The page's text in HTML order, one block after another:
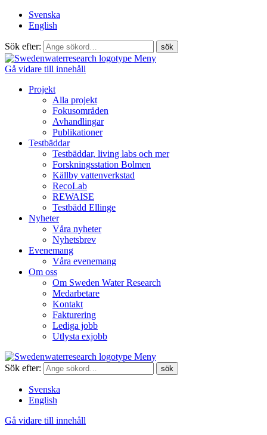
Svenska
English
Sök efter:
Meny
Gå vidare till innehåll
Projekt
Alla projekt
Fokusområden
Avhandlingar
Publikationer
Testbäddar
Testbäddar, living labs och mer
Forskningsstation Bolmen
Källby vattenverkstad
RecoLab
REWAISE
Testbädd Ellinge
Nyheter
Våra nyheter
Nyhetsbrev
Evenemang
Våra evenemang
Om oss
Om Sweden Water Research
Medarbetare
Kontakt
Fakturering
Lediga jobb
Utlysta exjobb
Meny
Sök efter:
Svenska
English
Gå vidare till innehåll